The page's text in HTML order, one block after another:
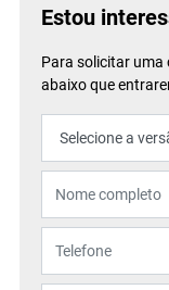
Estou
Para solicitar uma
abaixo que